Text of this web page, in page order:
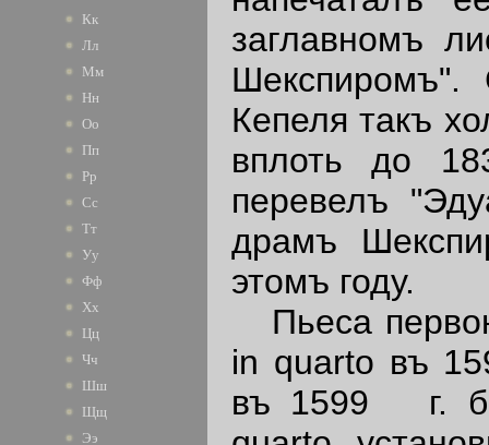
Кк
Лл
Мм
Нн
Оо
Пп
Рр
Сс
Тт
Уу
Фф
Хх
Цц
Чч
Шш
Щщ
Ээ
заглавномъ
Шекспиромъ".
Кепеля такъ
вплоть до
перевелъ
драмъ
этомъ году.
Пьеса
in quarto въ
въ 1599 г.